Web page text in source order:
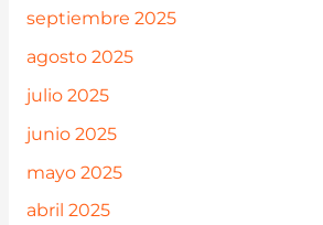
septiembre 2025
agosto 2025
julio 2025
junio 2025
mayo 2025
abril 2025